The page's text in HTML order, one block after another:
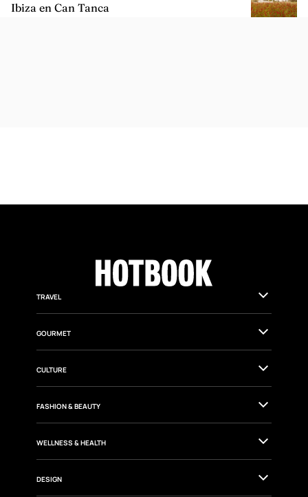
Ibiza en Can Tanca
TRAVEL
GOURMET
CULTURE
FASHION & BEAUTY
WELLNESS & HEALTH
DESIGN